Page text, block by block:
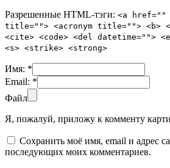
Разрешенные HTML-тэги: <a
title=""> <acronym title=""> <b>
<cite> <code> <del datetime="">
<s> <strike> <strong>
Имя: *
Email: *
Файл
Я, пожалуй, приложу к комменту
Сохранить моё имя, email и адрес
последующих моих комментариев.